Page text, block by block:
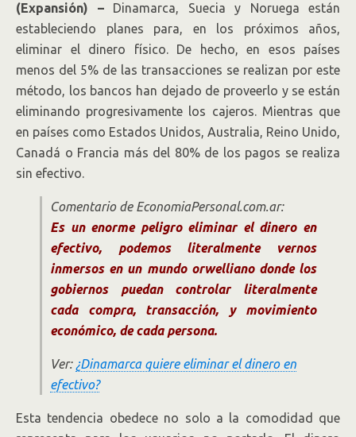
(Expansión) – Dinamarca, Suecia y Noruega están
estableciendo planes para, en los próximos años,
eliminar el dinero físico. De hecho, en esos países
menos del 5% de las transacciones se realizan por este
método, los bancos han dejado de proveerlo y se están
eliminando progresivamente los cajeros. Mientras que
en países como Estados Unidos, Australia, Reino Unido,
Canadá o Francia más del 80% de los pagos se realiza
sin efectivo.
Comentario de EconomiaPersonal.com.ar:
Es un enorme peligro eliminar el dinero en
efectivo, podemos literalmente vernos
inmersos en un mundo orwelliano donde los
gobiernos puedan controlar literalmente
cada compra, transacción, y movimiento
económico, de cada persona.
Ver: ¿Dinamarca quiere eliminar el dinero en
efectivo?
Esta tendencia obedece no solo a la comodidad que